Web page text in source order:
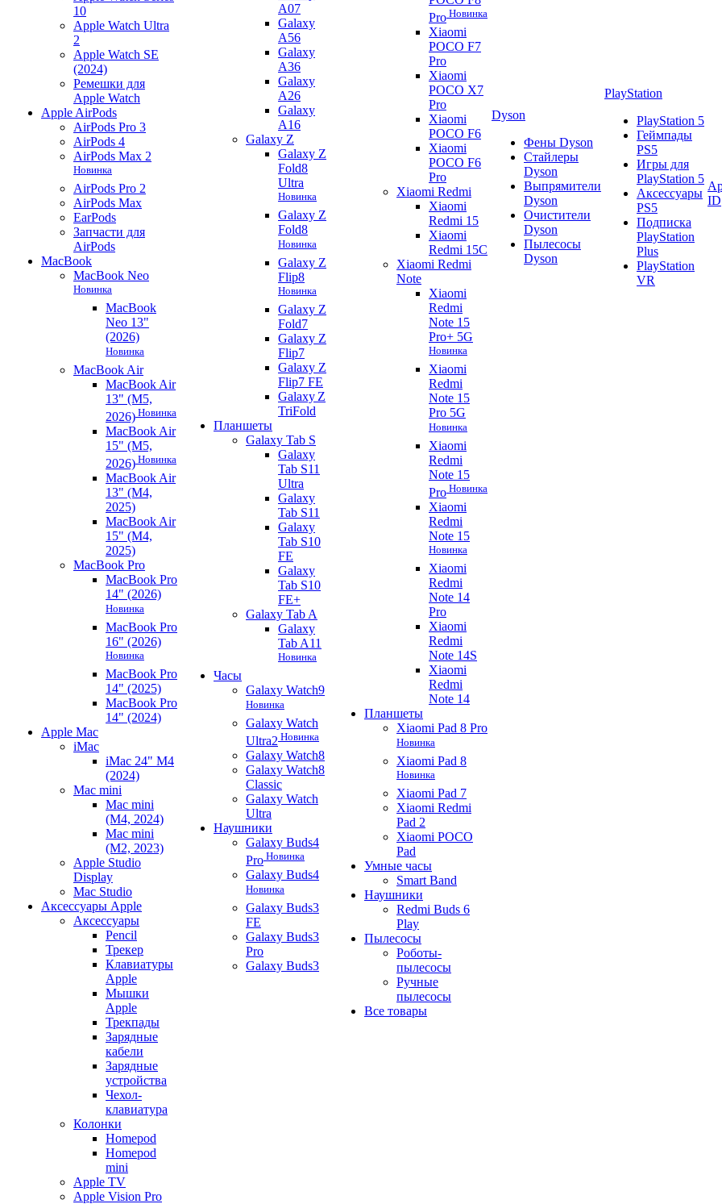
10
Apple Watch Ultra
2
Apple Watch SE
(2024)
Ремешки для
Apple Watch
Apple AirPods
AirPods Pro 3
AirPods 4
AirPods Max 2
Новинка
AirPods Pro 2
AirPods Max
EarPods
Запчасти для
AirPods
MacBook
MacBook Neo
Новинка
MacBook
Neo 13"
(2026)
Новинка
MacBook Air
MacBook Air
13" (M5,
2026) Новинка
MacBook Air
15" (M5,
2026) Новинка
MacBook Air
13" (M4,
2025)
MacBook Air
15" (M4,
2025)
MacBook Pro
MacBook Pro
14" (2026)
Новинка
MacBook Pro
16" (2026)
Новинка
MacBook Pro
14" (2025)
MacBook Pro
14" (2024)
Apple Mac
iMac
iMac 24" M4
(2024)
Mac mini
Mac mini
(M4, 2024)
Mac mini
(M2, 2023)
Apple Studio
Display
Mac Studio
Аксессуары Apple
Аксессуары
Pencil
Трекер
Клавиатуры
Apple
Мышки
Apple
Трекпады
Зарядные
кабели
Зарядные
устройства
Чехол-
клавиатура
Колонки
Homepod
Homepod
mini
Apple TV
Apple Vision Pro
A07
Galaxy
A56
Galaxy
A36
Galaxy
A26
Galaxy
A16
Galaxy Z
Galaxy Z
Fold8
Ultra
Новинка
Galaxy Z
Fold8
Новинка
Galaxy Z
Flip8
Новинка
Galaxy Z
Fold7
Galaxy Z
Flip7
Galaxy Z
Flip7 FE
Galaxy Z
TriFold
Планшеты
Galaxy Tab S
Galaxy
Tab S11
Ultra
Galaxy
Tab S11
Galaxy
Tab S10
FE
Galaxy
Tab S10
FE+
Galaxy Tab A
Galaxy
Tab A11
Новинка
Часы
Galaxy Watch9
Новинка
Galaxy Watch
Ultra2 Новинка
Galaxy Watch8
Galaxy Watch8
Classic
Galaxy Watch
Ultra
Наушники
Galaxy Buds4
Pro Новинка
Galaxy Buds4
Новинка
Galaxy Buds3
FE
Galaxy Buds3
Pro
Galaxy Buds3
Pro Новинка
Xiaomi
POCO F7
Pro
Xiaomi
POCO X7
Pro
Xiaomi
POCO F6
Xiaomi
POCO F6
Pro
Xiaomi Redmi
Xiaomi
Redmi 15
Xiaomi
Redmi 15C
Xiaomi Redmi
Note
Xiaomi
Redmi
Note 15
Pro+ 5G
Новинка
Xiaomi
Redmi
Note 15
Pro 5G
Новинка
Xiaomi
Redmi
Note 15
Pro Новинка
Xiaomi
Redmi
Note 15
Новинка
Xiaomi
Redmi
Note 14
Pro
Xiaomi
Redmi
Note 14S
Xiaomi
Redmi
Note 14
Планшеты
Xiaomi Pad 8 Pro
Новинка
Xiaomi Pad 8
Новинка
Xiaomi Pad 7
Xiaomi Redmi
Pad 2
Xiaomi POCO
Pad
Умные часы
Smart Band
Наушники
Redmi Buds 6
Play
Пылесосы
Роботы-
пылесосы
Ручные
пылесосы
Все товары
Dyson
Фены Dyson
Стайлеры
Dyson
Выпрямители
Dyson
Очистители
Dyson
Пылесосы
Dyson
PlayStation
PlayStation 5
Геймпады
PS5
Игры для
PlayStation 5
Аксессуары
PS5
Подписка
PlayStation
Plus
PlayStation
VR
ID